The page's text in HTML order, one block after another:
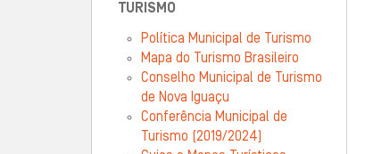
TURISMO
Política Municipal de Turismo
Mapa do Turismo Brasileiro
Conselho Municipal de Turismo
de Nova Iguaçu
Conferência Municipal de
Turismo (2019/2024)